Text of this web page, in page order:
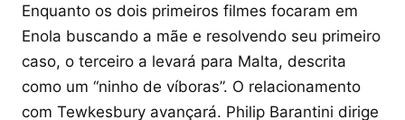
Enquanto os dois primeiros filmes focaram em
Enola buscando a mãe e resolvendo seu primeiro
caso, o terceiro a levará para Malta, descrita
como um “ninho de víboras”. O relacionamento
com Tewkesbury avançará. Philip Barantini dirige